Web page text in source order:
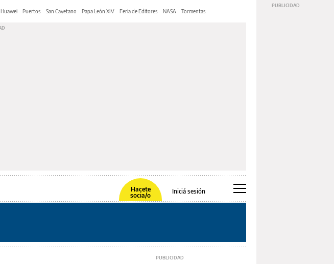
Huawei Puertos San Cayetano Papa León XIV Feria de Editores NASA Tormentas
Hacete
socia/o
Iniciá sesión